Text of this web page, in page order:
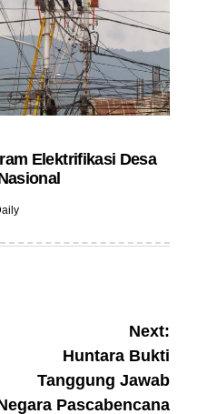
Elektrifikasi Desa
Next:
Huntara Bukti
Tanggung Jawab
Pascabencana